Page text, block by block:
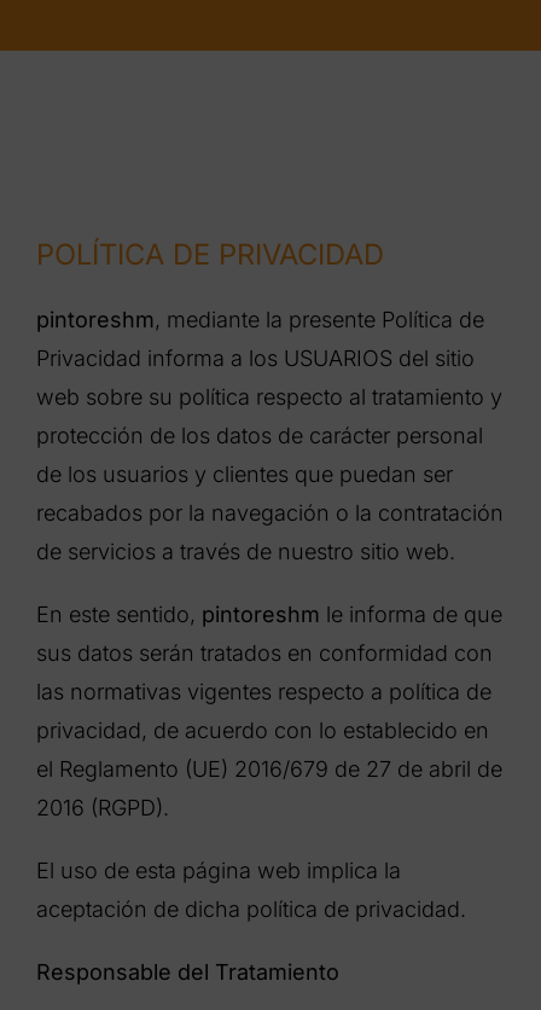
POLÍTICA DE PRIVACIDAD
pintoreshm, mediante la presente Política de
Privacidad informa a los USUARIOS del sitio
web sobre su política respecto al tratamiento y
protección de los datos de carácter personal
de los usuarios y clientes que puedan ser
recabados por la navegación o la contratación
de servicios a través de nuestro sitio web.
En este sentido, pintoreshm le informa de que
sus datos serán tratados en conformidad con
las normativas vigentes respecto a política de
privacidad, de acuerdo con lo establecido en
el Reglamento (UE) 2016/679 de 27 de abril de
2016 (RGPD).
El uso de esta página web implica la
aceptación de dicha política de privacidad.
Responsable del Tratamiento